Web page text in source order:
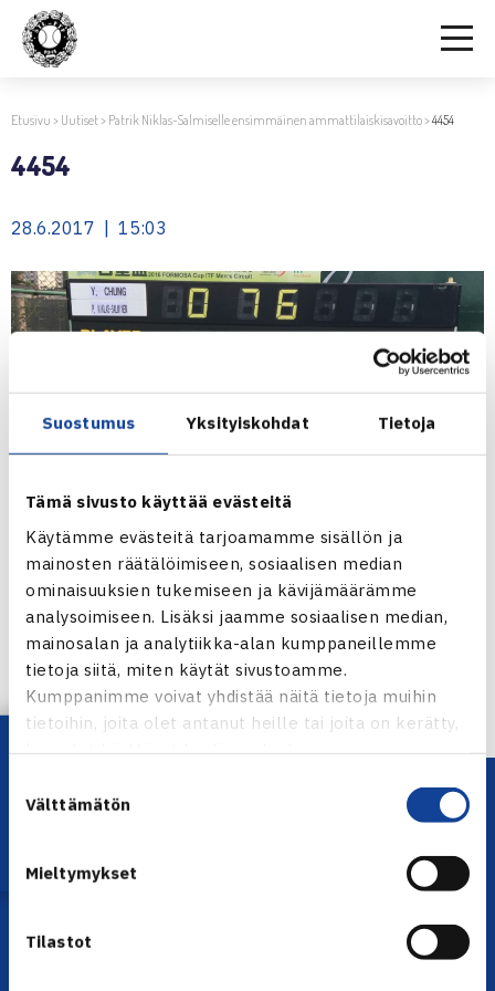
Suostumus Yksityiskohdat Tietoja
Tämä sivusto käyttää evästeitä
Käytämme evästeitä tarjoamamme sisällön ja
mainosten räätälöimiseen, sosiaalisen median
ominaisuuksien tukemiseen ja kävijämäärämme
analysoimiseen. Lisäksi jaamme sosiaalisen median,
mainosalan ja analytiikka-alan kumppaneillemme
tietoja siitä, miten käytät sivustoamme.
Kumppanimme voivat yhdistää näitä tietoja muihin
tietoihin, joita olet antanut heille tai joita on kerätty,
kun olet käyttänyt heidän palvelujaan.
valinta
Välttämätön
Mieltymykset
Tilastot
Etusivu > Uutiset> Patrik Niklas-Salmiselle ensimmäinen ammattilaiskisavoitto>4454
4454
28.6.2017 | 15:03
Jaa:
← Edellinen
Lataa OmaTennis!